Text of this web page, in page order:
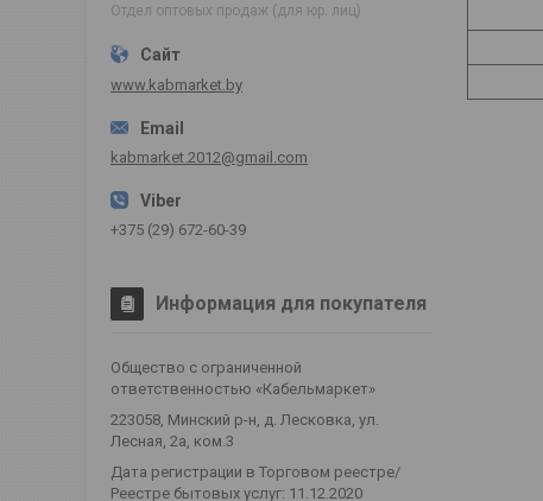
Отдел оптовых продаж (для юр. лиц)
www.kabmarket.by
kabmarket.2012@gmail.com
+375 (29) 672-60-39
Информация для покупателя
Общество с ограниченной
ответственностью «Кабельмаркет»
223058, Минский р-н, д. Лесковка, ул.
Лесная, 2а, ком.3
Дата регистрации в Торговом реестре/
Реестре бытовых услуг: 11.12.2020